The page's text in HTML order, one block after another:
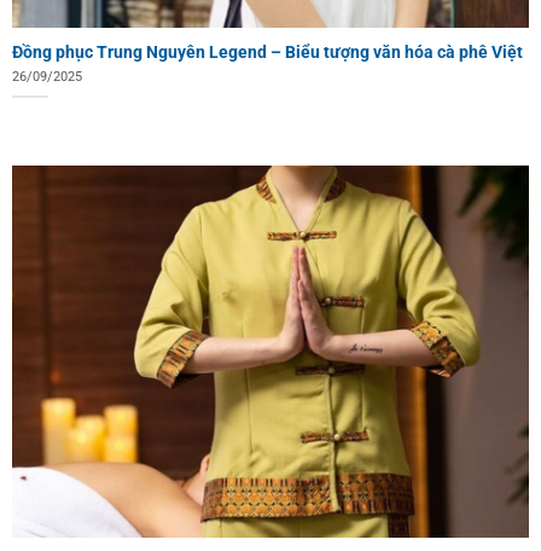
Đồng phục Trung Nguyên Legend – Biểu tượng văn hóa cà phê Việt
26/09/2025